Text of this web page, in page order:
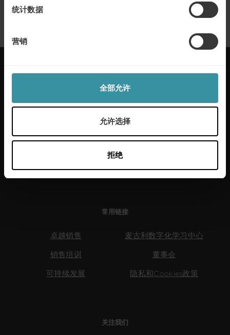
统计数据
营销
全部允许
允许选择
拒绝
电话：+86 (21) 6415 6691
麦古利国际每年在50多个国家帮助客户实现卓越的销
全球客户提供服务。我们通过帮助员工成长增加利
润，提供工具和流程来应对任何销售挑战。
了解更多
常用链接
卓越销售
销售培训
可持续发展
麦古利数字化学习中心
董事会
隐私和Cookies政策
关注我们